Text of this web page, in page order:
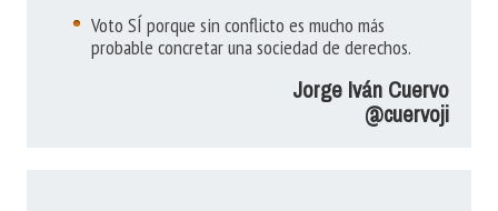
Voto SÍ porque sin conflicto es mucho más
probable concretar una sociedad de derechos.
Jorge Iván Cuervo
@cuervoji